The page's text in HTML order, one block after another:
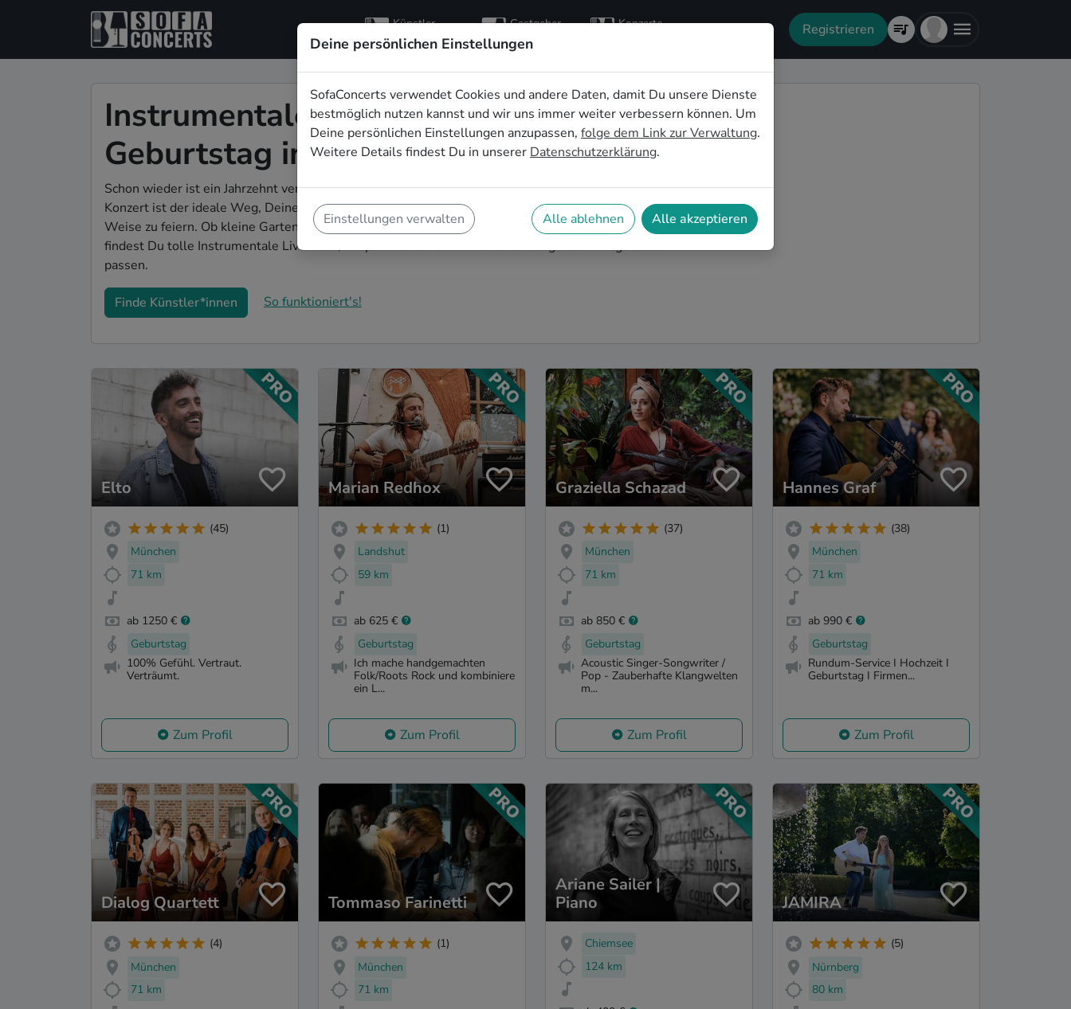
Künstler
entdecken
Gastgeber Konzerte Registrieren
Instrumentale Live-Musik für den 50.
Geburtstag in Ingolstadt
Schon wieder ist ein Jahrzehnt vergangen und Dein nächster runder Geburtstag steht an? Ein
Konzert ist der ideale Weg, Deinen 50. Geburtstag in Ingolstadt auf eine ganz besondere Art und
Weise zu feiern. Ob kleine Gartenparty oder Feier mit der ganzen Nachbarschaft: Auf SofaConcerts
findest Du tolle Instrumentale Live-Acts, die perfekt zu Deiner 50. Geburtstagsfeier in Ingolstadt
passen.
Finde Künstler*innen So funktioniert's!
Elto
(45)
München
71 km
ab 1250 €
Geburtstag
100% Gefühl. Vertraut.
Verträumt.
Zum Profil
Marian Redhox
(1)
Landshut
59 km
ab 625 €
Geburtstag
Ich mache handgemachten
Folk/Roots Rock und kombiniere
ein L...
Zum Profil
Graziella Schazad
(37)
München
71 km
ab 850 €
Geburtstag
Acoustic Singer-Songwriter /
Pop - Zauberhafte Klangwelten
m...
Zum Profil
Hannes Graf
(38)
München
71 km
ab 990 €
Geburtstag
Rundum-Service I Hochzeit I
Geburtstag I Firmen...
Zum Profil
Dialog Quartett
(4)
München
71 km
Tommaso Farinetti
(1)
München
71 km
Ariane Sailer |
Piano
Chiemsee
124 km
JAMIRA
(5)
Nürnberg
80 km
Deine persönlichen Einstellungen
SofaConcerts verwendet Cookies und andere Daten, damit Du unsere Dienste
bestmöglich nutzen kannst und wir uns immer weiter verbessern können. Um
Deine persönlichen Einstellungen anzupassen, folge dem Link zur Verwaltung.
Weitere Details findest Du in unserer Datenschutzerklärung.
Einstellungen verwalten Alle ablehnen Alle akzeptieren